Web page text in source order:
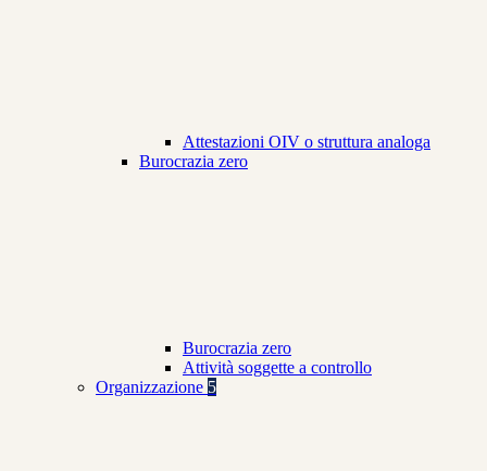
Attestazioni OIV o struttura analoga
Burocrazia zero
Burocrazia zero
Attività soggette a controllo
Organizzazione 5